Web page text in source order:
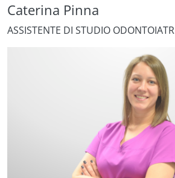
Caterina Pinna
ASSISTENTE DI STUDIO